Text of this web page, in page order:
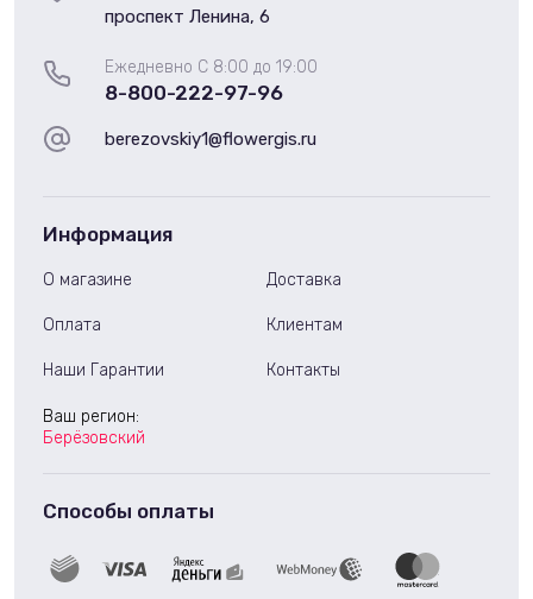
Ежедневно С 8:00 до 19:00
8-800-222-97-96
проспект Ленина, 6
berezovskiy1@flowergis.ru
Информация
О магазине Доставка
Оплата Клиентам
Наши Гарантии Контакты
Ваш регион:
Берёзовский
Способы оплаты